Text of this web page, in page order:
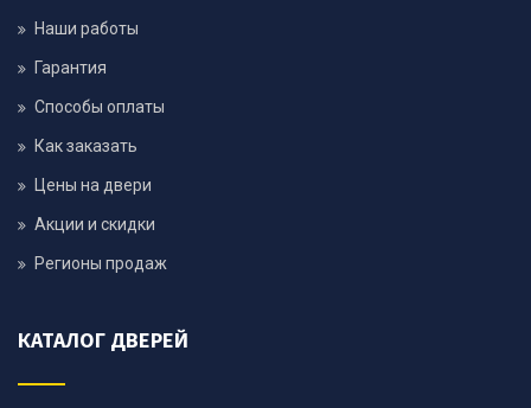
Наши работы
Гарантия
Способы оплаты
Как заказать
Цены на двери
Акции и скидки
Регионы продаж
КАТАЛОГ ДВЕРЕЙ